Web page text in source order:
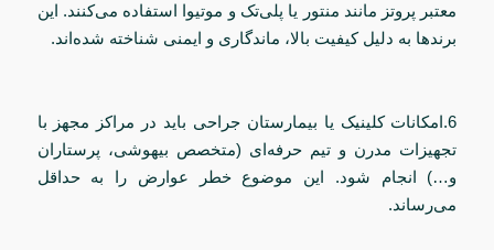
معتبر پروتز مانند منتور یا پلی‌تک و موتیوا استفاده می‌کنند. این
برندها به دلیل کیفیت بالا، ماندگاری و ایمنی شناخته شده‌اند.
6.امکانات کلینیک یا بیمارستان جراحی باید در مراکز مجهز با
تجهیزات مدرن و تیم حرفه‌ای (متخصص بیهوشی، پرستاران
و…) انجام شود. این موضوع خطر عوارض را به حداقل
می‌رساند.